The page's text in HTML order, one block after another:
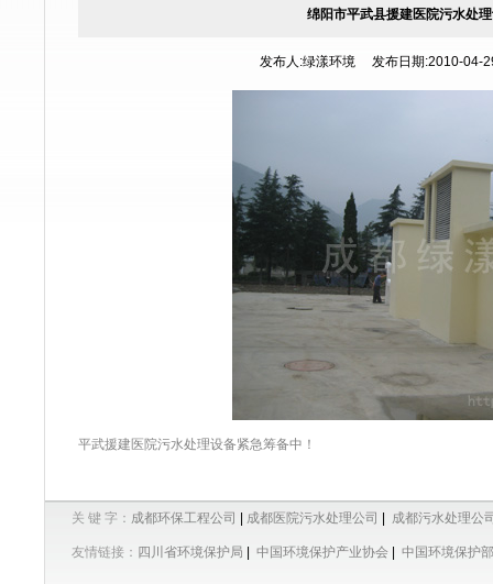
绵阳市平武县援建医院污水处
发布人:绿漾环境 发布日期:2010-04-
平武援建医院污水处理设备紧急筹备中！
关 键 字： 成都环保工程公司 成都医院污水处理公司 成都污水处理公
友情链接： 四川省环境保护局 中国环境保护产业协会 中国环境保护部